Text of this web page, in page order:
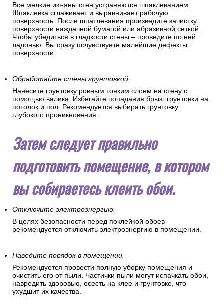
Все мелкие изъяны стен устраняются шпаклеванием.
Шпаклевка сглаживает и выравнивает рабочую
поверхность. После шпатлевания произведите зачистку
поверхности наждачной бумагой или абразивной сеткой.
Чтобы убедиться в гладкости стены – проведите по ней
ладонью. Вы сразу почувствуете малейшие дефекты
поверхности.
Обработайте стены грунтовкой.
Нанесите грунтовку ровным тонким слоем на стену с
помощью валика. Избегайте попадания брызг грунтовки на
потолок и пол. Рекомендуется выбирать грунтовку
глубокого проникновения.
Затем следует правильно
подготовить помещение, в котором
вы собираетесь клеить обои.
Отключите электроэнергию.
В целях безопасности перед поклейкой обоев
рекомендуется отключить электроэнергию в помещении.
Наведите порядок в помещении.
Рекомендуется провести полную уборку помещения и
очистить его от пыли. Частички пыли могут испачкать обои,
навредить здоровью, осесть на клее и грунтовке, что
ухудшит их качества.